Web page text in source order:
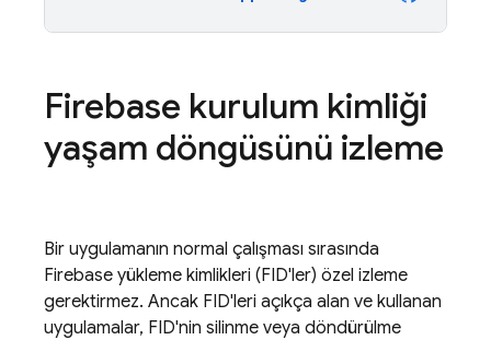
Firebase kurulum kimliği
yaşam döngüsünü izleme
Bir uygulamanın normal çalışması sırasında
Firebase yükleme kimlikleri (FID'ler) özel izleme
gerektirmez. Ancak FID'leri açıkça alan ve kullanan
uygulamalar, FID'nin silinme veya döndürülme